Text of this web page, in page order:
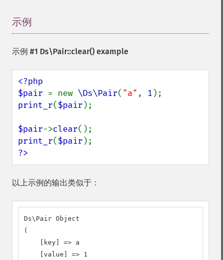
示例
示例 #1 Ds\Pair::clear() example
<?php
$pair = new \Ds\Pair( "a" , 1
print_r($pair );
$pair->clear
print_r($pair
?>
以上示例的输出类似于：
Ds\Pair Object
(
    [key] => a
    [value] => 1